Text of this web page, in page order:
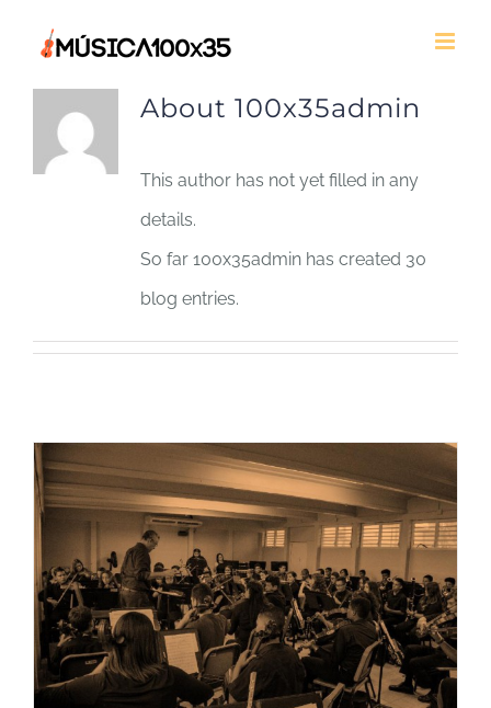
About 100x35admin
This author has not yet filled in any
details.
So far 100x35admin has created 30
blog entries.